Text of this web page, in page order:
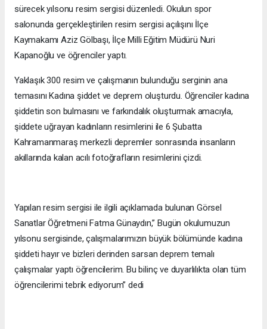
sürecek yılsonu resim sergisi düzenledi. Okulun spor
salonunda gerçekleştirilen resim sergisi açılışını İlçe
Kaymakamı Aziz Gölbaşı, İlçe Milli Eğitim Müdürü Nuri
Kapanoğlu ve öğrenciler yaptı.
Yaklaşık 300 resim ve çalışmanın bulunduğu serginin ana
temasını Kadına şiddet ve deprem oluşturdu. Öğrenciler kadına
şiddetin son bulmasını ve farkındalık oluşturmak amacıyla,
şiddete uğrayan kadınların resimlerini ile 6 Şubatta
Kahramanmaraş merkezli depremler sonrasında insanların
akıllarında kalan acılı fotoğrafların resimlerini çizdi.
Yapılan resim sergisi ile ilgili açıklamada bulunan Görsel
Sanatlar Öğretmeni Fatma Günaydın,” Bugün okulumuzun
yılsonu sergisinde, çalışmalarımızın büyük bölümünde kadına
şiddeti hayır ve bizleri derinden sarsan deprem temalı
çalışmalar yaptı öğrencilerim. Bu bilinç ve duyarlılıkta olan tüm
öğrencilerimi tebrik ediyorum” dedi